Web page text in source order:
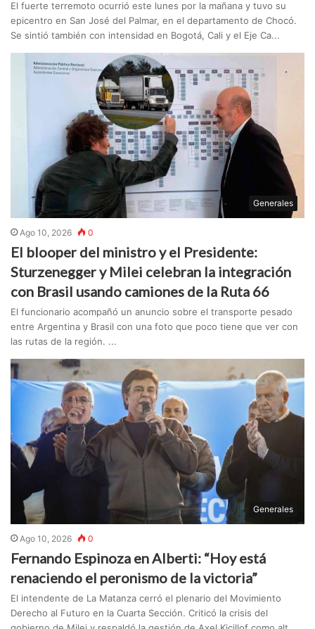
El fuerte terremoto ocurrió este lunes por la mañana y tuvo su
epicentro en San José del Palmar, en el departamento de Chocó.
Se sintió también con intensidad en Bogotá, Cali y el Eje Ca...
Generales
Ago 10, 2026 0
El blooper del ministro y el Presidente:
Sturzenegger y Milei celebran la integración
con Brasil usando camiones de la Ruta 66
El funcionario acompañó un anuncio sobre el transporte pesado
entre Argentina y Brasil con una foto que poco tiene que ver con
las rutas de la región. ...
Generales
Ago 10, 2026 0
Fernando Espinoza en Alberti: “Hoy está
renaciendo el peronismo de la victoria”
El intendente de La Matanza cerró el plenario del Movimiento
Derecho al Futuro en la Cuarta Sección. Criticó la crisis del